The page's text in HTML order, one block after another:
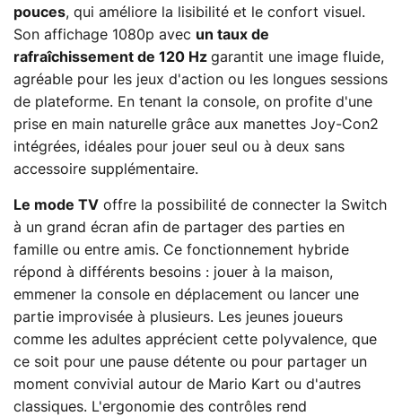
pouces, qui améliore la lisibilité et le confort visuel.
Son affichage 1080p avec un taux de
rafraîchissement de 120 Hz garantit une image fluide,
agréable pour les jeux d'action ou les longues sessions
de plateforme. En tenant la console, on profite d'une
prise en main naturelle grâce aux manettes Joy-Con2
intégrées, idéales pour jouer seul ou à deux sans
accessoire supplémentaire.
Le mode TV offre la possibilité de connecter la Switch
à un grand écran afin de partager des parties en
famille ou entre amis. Ce fonctionnement hybride
répond à différents besoins : jouer à la maison,
emmener la console en déplacement ou lancer une
partie improvisée à plusieurs. Les jeunes joueurs
comme les adultes apprécient cette polyvalence, que
ce soit pour une pause détente ou pour partager un
moment convivial autour de Mario Kart ou d'autres
classiques. L'ergonomie des contrôles rend